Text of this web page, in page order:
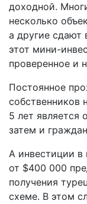
доходной.
несколько
а другие сдают
этот мини-
проверенное и
Постоянное
собственников
5 лет является
затем и
А инвестиции
от $400 000
получения
схеме. В этом